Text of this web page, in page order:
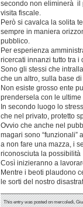
secondo non eliminerà il
visita fiscale.
Però si cavalca la solita
sempre in maniera
pubblico.
Per esperienza
ricercati innanzi tutto tra i
Sono gli stessi che
che un altro, sulla base
Non esiste grosso ente
prendersela con le
In secondo luogo lo
che nel privato, protetto
Ovvio che anche nel
magari sono “funzionali”
a non fare una mazza, i
riconosciuta la
Così inizieranno a
Mentre i beoti plaudono
le sorti del nostro
This entry was posted on mercoledì,